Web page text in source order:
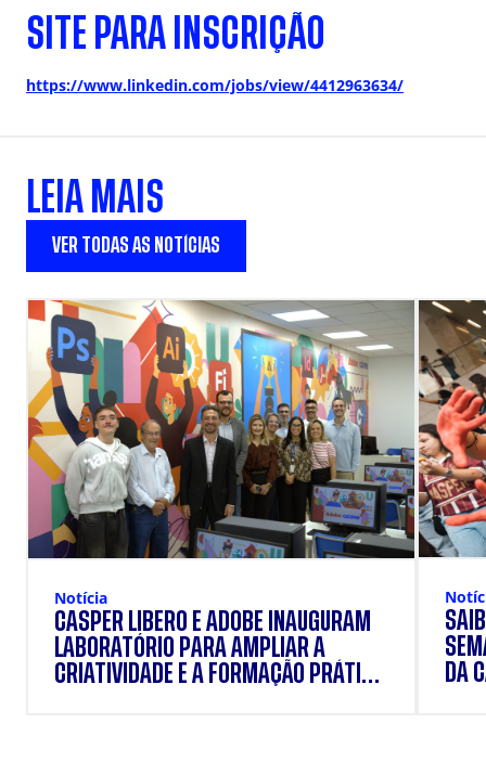
SITE PARA INSCRIÇÃO
https://www.linkedin.com/jobs/view/4412963634/
LEIA MAIS
VER TODAS AS NOTÍCIAS
Notícia
CÁSPER LÍBERO E ADOBE INAUGURAM
LABORATÓRIO PARA AMPLIAR A
CRIATIVIDADE E A FORMAÇÃO PRÁTICA
DA